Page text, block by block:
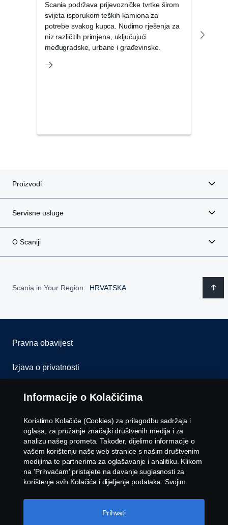
Scania podržava prijevozničke tvrtke širom
svijeta isporukom teških kamiona za
potrebe svakog kupca. Nudimo rješenja za
niz različitih primjena, uključujući
međugradske, urbane i građevinske.
Proizvodi
Servisne usluge
O Scaniji
Scania in Your Region: HRVATSKA
Pravna obavijest
Izjava o privatnosti
Kolačići
Kontaktirajte nas
Whistleblowing
Postavke Kolačića
Informacije o Kolačićima
Koristimo Kolačiće (Cookies) za prilagodbu sadržaja i
oglasa, za pružanje značajki društvenih medija i za
analizu našeg prometa. Također, dijelimo informacije o
vašem korištenju naše web stranice s našim društvenim
medijima te partnerima za oglašavanje i analitiku. Klikom
na 'Prihvaćam' pristajete na davanje suglasnosti za
korištenje svih Kolačića i dijeljenje podataka. Svojim
Kolačića' i odabirom kategorija koje želite prihvatiti. Za
detaljnije objašnjenje o tome kako koristimo Kolačiće,
Prihvati